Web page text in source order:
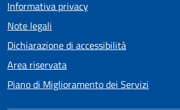
Informativa privacy
Note legali
Dichiarazione di accessibilità
Area riservata
Piano di Miglioramento dei Servizi